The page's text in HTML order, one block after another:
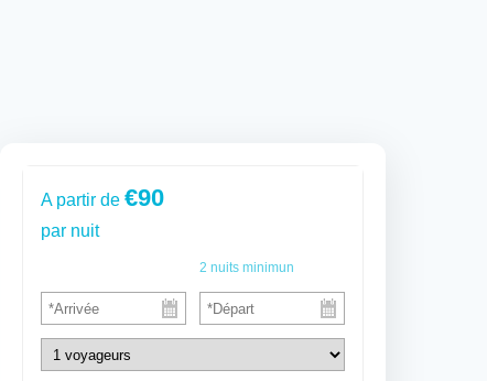
A partir de €90
par nuit
2 nuits minimun